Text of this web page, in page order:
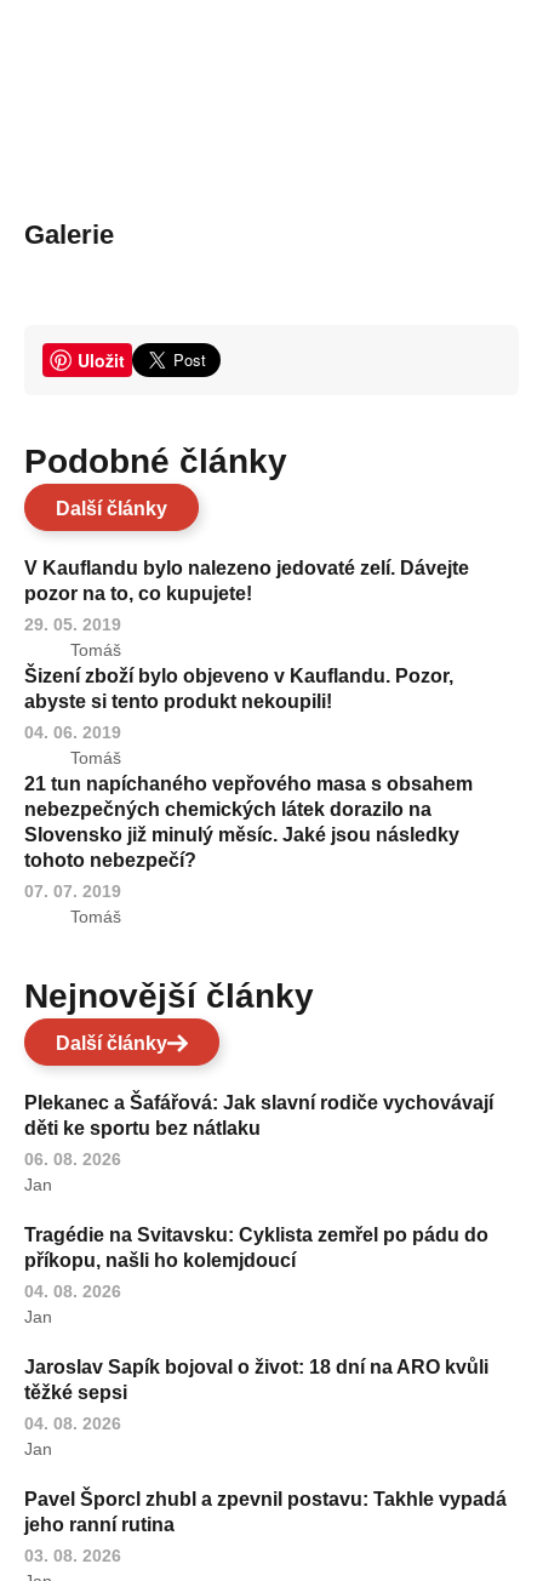
Galerie
Uložit
Podobné články
Další články
V Kauflandu bylo nalezeno jedovaté zelí. Dávejte
pozor na to, co kupujete!
29. 05. 2019
Tomáš
Šizení zboží bylo objeveno v Kauflandu. Pozor,
abyste si tento produkt nekoupili!
04. 06. 2019
Tomáš
21 tun napíchaného vepřového masa s obsahem
nebezpečných chemických látek dorazilo na
Slovensko již minulý měsíc. Jaké jsou následky
tohoto nebezpečí?
07. 07. 2019
Tomáš
Nejnovější články
Další články
Plekanec a Šafářová: Jak slavní rodiče vychovávají
děti ke sportu bez nátlaku
06. 08. 2026
Jan
Tragédie na Svitavsku: Cyklista zemřel po pádu do
příkopu, našli ho kolemjdoucí
04. 08. 2026
Jan
Jaroslav Sapík bojoval o život: 18 dní na ARO kvůli
těžké sepsi
04. 08. 2026
Jan
Pavel Šporcl zhubl a zpevnil postavu: Takhle vypadá
jeho ranní rutina
03. 08. 2026